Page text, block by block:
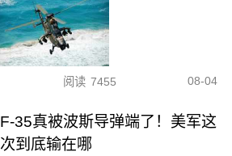
阅读 7455 08-04
F-35真被波斯导弹端了！美军这
次到底输在哪